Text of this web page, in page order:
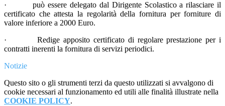
· può essere delegato dal Dirigente Scolastico a rilasciare il
certificato che attesta la regolarità della fornitura per forniture di
valore inferiore a 2000 Euro.
· Redige apposito certificato di regolare prestazione per i
contratti inerenti la fornitura di servizi periodici.
Notizie
Questo sito o gli strumenti terzi da questo utilizzati si avvalgono di
cookie necessari al funzionamento ed utili alle finalità illustrate nella
COOKIE POLICY.